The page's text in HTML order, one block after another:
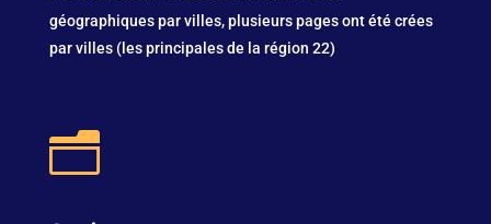
géographiques par villes, plusieurs pages ont été crées
par villes (les principales de la région 22)
n